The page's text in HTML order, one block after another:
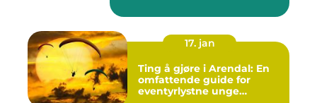
17. jan
Ting å gjøre i Arendal: En
omfattende guide for
eventyrlystne unge